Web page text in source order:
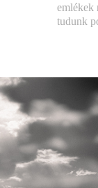
emlékek
tudunk